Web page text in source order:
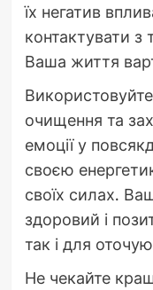
їх негатив
контактувати з
Ваша життя
очищення та
емоції у
своєю
своїх силах.
здоровий і
так і для
Не чекайте